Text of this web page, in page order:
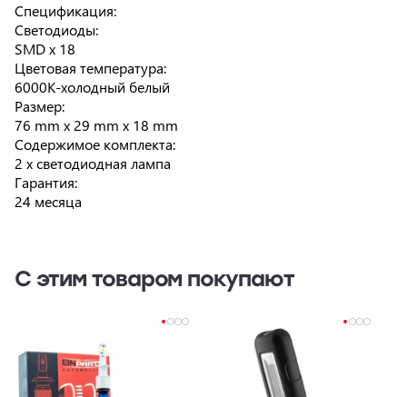
Спецификация:
Светодиоды:
SMD x 18
Цветовая температура:
6000К-холодный белый
Размер:
76 mm x 29 mm x 18 mm
Содержимое комплекта:
2 х светодиодная лампа
Гарантия:
24 месяца
С этим товаром покупают